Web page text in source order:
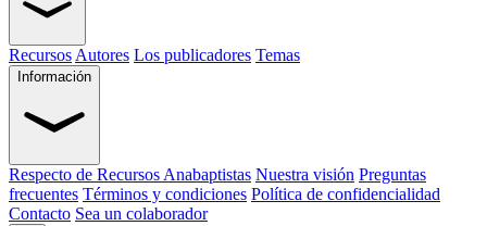
Recursos Autores Los publicadores Temas
Información
Respecto de Recursos Anabaptistas Nuestra visión Preguntas
frecuentes Términos y condiciones Política de confidencialidad
Contacto Sea un colaborador